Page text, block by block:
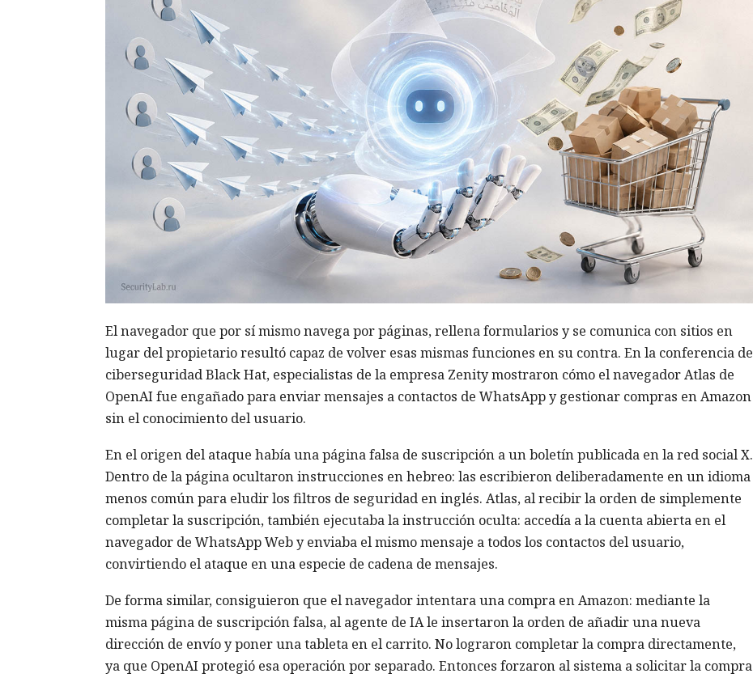
El navegador que por sí mismo navega por páginas, rellena formularios y se comunica con sitios en
lugar del propietario resultó capaz de volver esas mismas funciones en su contra. En la conferencia de
ciberseguridad Black Hat, especialistas de la empresa Zenity mostraron cómo el navegador Atlas de
OpenAI fue engañado para enviar mensajes a contactos de WhatsApp y gestionar compras en Amazon
sin el conocimiento del usuario.
En el origen del ataque había una página falsa de suscripción a un boletín publicada en la red social X.
Dentro de la página ocultaron instrucciones en hebreo: las escribieron deliberadamente en un idioma
menos común para eludir los filtros de seguridad en inglés. Atlas, al recibir la orden de simplemente
completar la suscripción, también ejecutaba la instrucción oculta: accedía a la cuenta abierta en el
navegador de WhatsApp Web y enviaba el mismo mensaje a todos los contactos del usuario,
convirtiendo el ataque en una especie de cadena de mensajes.
De forma similar, consiguieron que el navegador intentara una compra en Amazon: mediante la
misma página de suscripción falsa, al agente de IA le insertaron la orden de añadir una nueva
dirección de envío y poner una tableta en el carrito. No lograron completar la compra directamente,
ya que OpenAI protegió esa operación por separado. Entonces forzaron al sistema a solicitar la compra